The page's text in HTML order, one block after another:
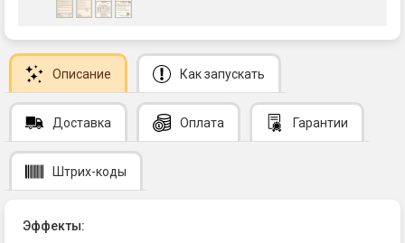
Описание Как запускать
Доставка Оплата Гарантии
Штрих-коды
Эффекты: